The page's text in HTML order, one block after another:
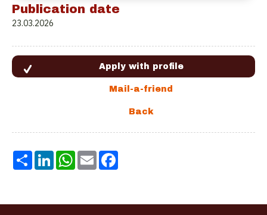
Publication date
23.03.2026
Share LinkedInWhatsApp
Email